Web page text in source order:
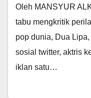
Oleh MANSYUR
tabu mengkritik
pop dunia, Dua
sosial twitter, aktris
iklan satu…